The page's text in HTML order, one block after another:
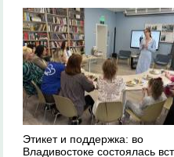
Этикет и поддержка: во
Владивостоке состоялась